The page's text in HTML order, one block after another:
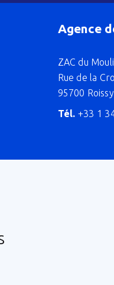
Agence
ZAC du
Rue de la
95700
Tél. +33 1